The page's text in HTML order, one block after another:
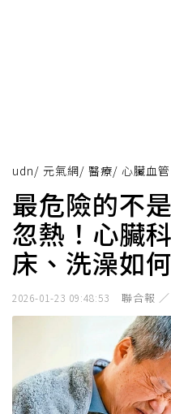
udn/ 元氣網/ 醫療/ 心臟血管
最危險的不
忽熱！心臟
床、洗澡如
2026-01-23 09:48:53 聯合報